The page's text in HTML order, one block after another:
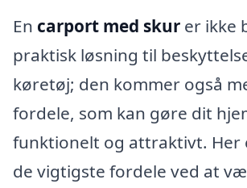
En carport med skur er ikke
praktisk løsning til
køretøj; den kommer også
fordele, som kan gøre dit
funktionelt og attraktivt. Her
de vigtigste fordele ved at